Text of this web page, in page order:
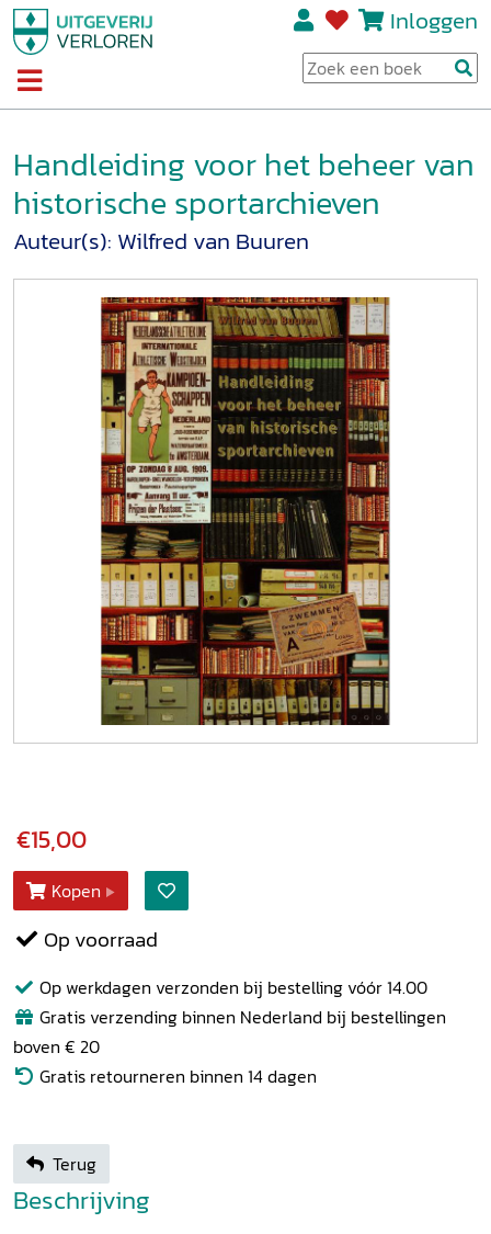
Inloggen
Handleiding voor het beheer van
historische sportarchieven
Auteur(s): Wilfred van Buuren
€15,00
Kopen
Op voorraad
Op werkdagen verzonden bij bestelling vóór 14.00
Gratis verzending binnen Nederland bij bestellingen
boven € 20
Gratis retourneren binnen 14 dagen
Terug
Beschrijving